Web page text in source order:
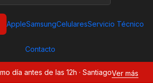
AppleSamsungCelularesServicio Técnico
Contacto
día antes de las 12h · SantiagoVer más